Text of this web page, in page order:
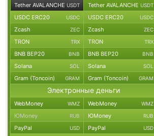
Tether AVALANCHE USDT Tether AVALANCHE USDT
USDC ERC20 USDC USDC ERC20 USDC
Zcash ZEC Zcash ZEC
TRON TRX TRON TRX
BNB BEP20 BNB BNB BEP20 BNB
Solana SOL Solana SOL
Gram (Toncoin) GRAM Gram (Toncoin) GRAM
Электронные деньги
WebMoney WMZ WebMoney WMZ
ЮMoney RUB ЮMoney RUB
PayPal USD PayPal USD